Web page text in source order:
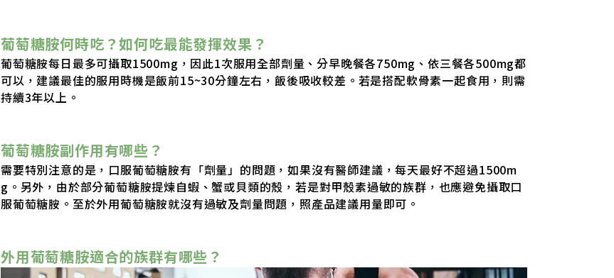
葡萄糖胺何時吃？如何吃最能發揮效果？
葡萄糖胺每日最多可攝取1500mg，因此1次服用全部劑量、分早晚餐各750mg、依三餐各500mg都
可以，建議最佳的服用時機是飯前15~30分鐘左右，飯後吸收較差。若是搭配軟骨素一起食用，則需
持續3年以上。
葡萄糖胺副作用有哪些？
需要特別注意的是，口服葡萄糖胺有「劑量」的問題，如果沒有醫師建議，每天最好不超過1500m
g。另外，由於部分葡萄糖胺提煉自蝦、蟹或貝類的殼，若是對甲殼素過敏的族群，也應避免攝取口
服葡萄糖胺。至於外用葡萄糖胺就沒有過敏及劑量問題，照產品建議用量即可。
外用葡萄糖胺適合的族群有哪些？